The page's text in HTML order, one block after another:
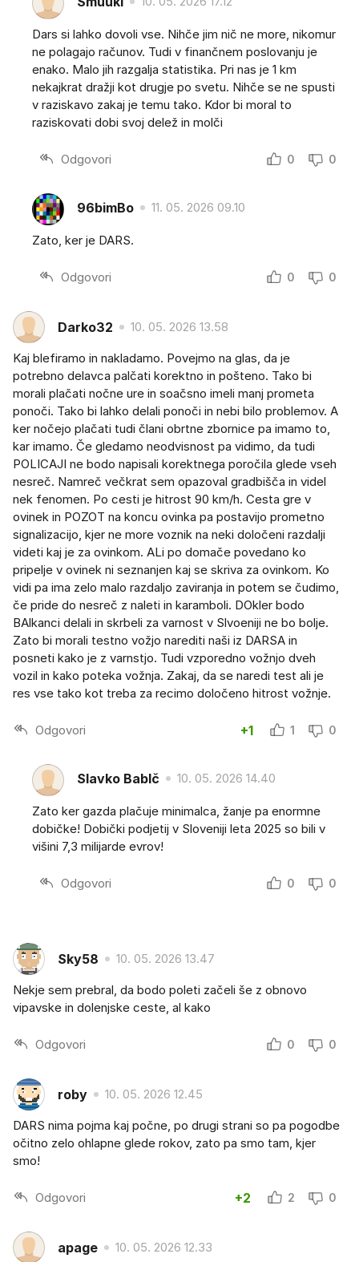
Dars si lahko dovoli vse. Nihče jim nič ne more, nikomur
ne polagajo računov. Tudi v finančnem poslovanju je
enako. Malo jih razgalja statistika. Pri nas je 1 km
nekajkrat dražji kot drugje po svetu. Nihče se ne spusti
v raziskavo zakaj je temu tako. Kdor bi moral to
raziskovati dobi svoj delež in molči
Odgovori 0 0
96bimBo 11. 05. 2026 09.10
Zato, ker je DARS.
Odgovori 0 0
Darko32 10. 05. 2026 13.58
Kaj blefiramo in nakladamo. Povejmo na glas, da je
potrebno delavca palčati korektno in pošteno. Tako bi
morali plačati nočne ure in soačsno imeli manj prometa
ponoči. Tako bi lahko delali ponoči in nebi bilo problemov. A
ker nočejo plačati tudi člani obrtne zbornice pa imamo to,
kar imamo. Če gledamo neodvisnost pa vidimo, da tudi
POLICAJI ne bodo napisali korektnega poročila glede vseh
nesreč. Namreč večkrat sem opazoval gradbišča in videl
nek fenomen. Po cesti je hitrost 90 km/h. Cesta gre v
ovinek in POZOT na koncu ovinka pa postavijo prometno
signalizacijo, kjer ne more voznik na neki določeni razdalji
videti kaj je za ovinkom. ALi po domače povedano ko
pripelje v ovinek ni seznanjen kaj se skriva za ovinkom. Ko
vidi pa ima zelo malo razdaljo zaviranja in potem se čudimo,
če pride do nesreč z naleti in karamboli. DOkler bodo
BAlkanci delali in skrbeli za varnost v Slvoeniji ne bo bolje.
Zato bi morali testno vožjo narediti naši iz DARSA in
posneti kako je z varnstjo. Tudi vzporedno vožnjo dveh
vozil in kako poteka vožnja. Zakaj, da se naredi test ali je
res vse tako kot treba za recimo določeno hitrost vožnje.
Odgovori +1 1 0
Slavko BabIč 10. 05. 2026 14.40
Zato ker gazda plačuje minimalca, žanje pa enormne
dobičke! Dobički podjetij v Sloveniji leta 2025 so bili v
višini 7,3 milijarde evrov!
Odgovori 0 0
Sky58 10. 05. 2026 13.47
Nekje sem prebral, da bodo poleti začeli še z obnovo
vipavske in dolenjske ceste, al kako
Odgovori 0 0
roby 10. 05. 2026 12.45
DARS nima pojma kaj počne, po drugi strani so pa pogodbe
očitno zelo ohlapne glede rokov, zato pa smo tam, kjer
smo!
Odgovori +2 2 0
apage 10. 05. 2026 12.33